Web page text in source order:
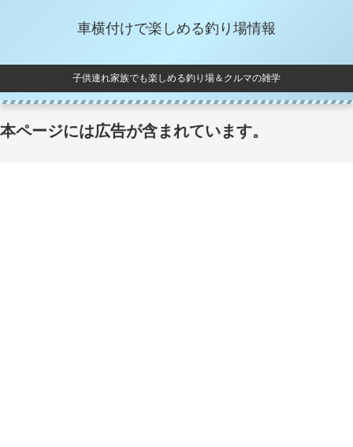
車横付けで楽しめる釣り場情報
子供連れ家族でも楽しめる釣り場＆クルマの雑学
本ページには広告が含まれています。